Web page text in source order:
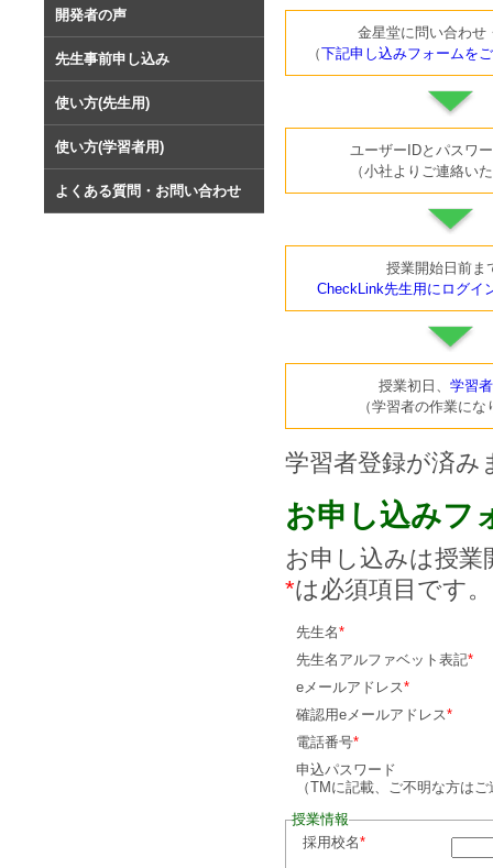
開発者の声
先生事前申し込み
使い方(先生用)
使い方(学習者用)
よくある質問・お問い合わせ
金星堂に問い合わせ
（下記申し込みフォームを
ユーザーIDとパスワ
（小社よりご連絡い
授業開始日前ま
CheckLink先生用にログイ
授業初日、 学習
（学習者の作業にな
学習者登録が済み
お申し込みフ
お申し込みは授
*は必須項目です。
先生名*
先生名アルファベット表記*
eメールアドレス*
確認用eメールアドレス*
電話番号*
申込パスワード
（TMに記載、ご不明な方は
授業情報
採用校名*